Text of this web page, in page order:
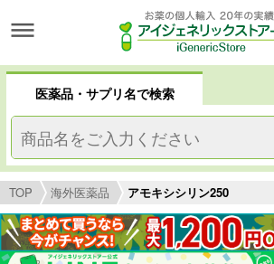
医薬品・サプリ名で検索
TOP 海外医薬品 アモキシシリン250